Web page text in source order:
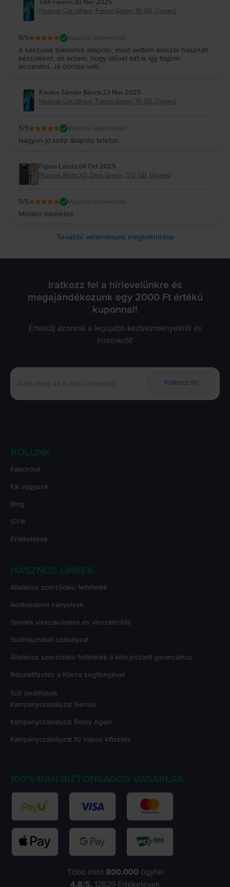
Tóth Ferenc,30 Nov 2025
Huawei Cat others, Forest Green, 16 GB, Újszerű
5/5 Vásárlói vélemények
A készülek tökéletes állapotú, most vettem először használt
készüléket, de érzem, hogy idővel ezt is így fogom
lecserélni. Jó döntés volt.
Kovács Sándor Bence,23 Nov 2025
Huawei Cat others, Forest Green, 16 GB, Újszerű
5/5 Vásárlói vélemények
Nagyon jó,szép állapotú telefon
Figura László,04 Oct 2025
Huawei Mate X3, Dark Green, 512 GB, Újszerű
5/5 Vásárlói vélemények
Minden tökéletes
További vélemények megtekintése
Iratkozz fel a hírlevelünkre és
megajándékozunk egy 2000 Ft értékű
kuponnal!
Értesülj azonnal a legújabb kedvezményekről és
híreinkről!
Iratkozz fel
RÓLUNK
Kapcsolat
Kik vagyunk
Blog
GYIK
Értékelések
HASZNOS LINKEK
Általános szerződési feltételek
Adatvédelmi irányelvek
Termék visszaküldése és visszatérítés
Sütihasználati szabályzat
Általános szerződési feltételek a kiterjesztett garanciához
Részletfizetés a Klarna segítségével
Süti beállítások
Kampányszabályzat Genius
Kampányszabályzat Rejoy Again
Kampányszabályzat 10 napos kifizetés
100%-BAN BIZTONSÁGOS VÁSÁRLÁS
Több mint 800.000 ügyfél
4.8/5, 12829 Értékelések